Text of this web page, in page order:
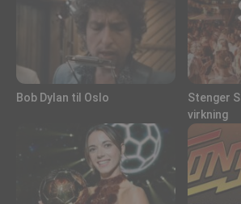
Bob Dylan til Oslo
Stenger
virkning